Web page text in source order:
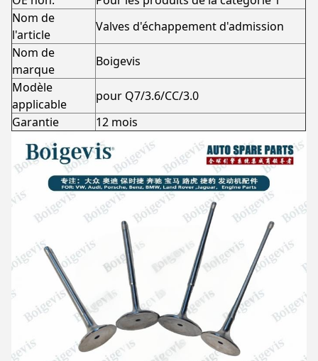
Nom de
l'article
Valves d'échappement d'admission
Nom de
marque
Boigevis
Modèle
applicable
pour Q7/3.6/CC/3.0
Garantie
12 mois